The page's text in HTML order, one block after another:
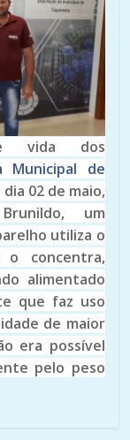
vida dos
Municipal de
02 de maio,
um
utiliza o
concentra,
alimentado
que faz uso
de maior
era possível
pelo peso